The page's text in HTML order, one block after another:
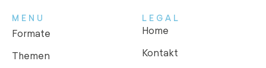
MENU
Formate
Themen
LEGAL
Home
Kontakt